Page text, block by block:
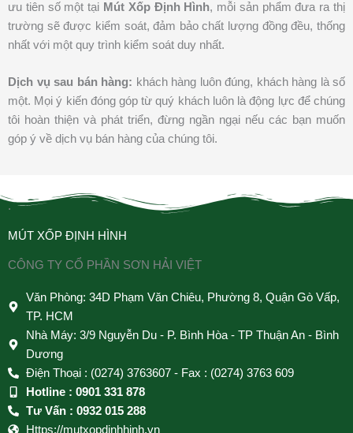
ưu tiên số một tại Mút Xốp Định Hình, mỗi sản phẩm đưa ra thị
trường sẽ được kiểm soát, đảm bảo chất lượng đồng đều, thống
nhất với một quy trình kiểm soát duy nhất.
Dịch vụ sau bán hàng: khách hàng luôn đúng, khách hàng là số
một. Mọi ý kiến đóng góp từ quý khách luôn là động lực để chúng
tôi hoàn thiện và phát triển, đừng ngần ngại nếu các bạn muốn
góp ý về dịch vụ bán hàng của chúng tôi.
.
MÚT XỐP ĐỊNH HÌNH
CÔNG TY CỔ PHẦN SƠN HẢI VIỆT
Văn Phòng: 34D Phạm Văn Chiêu, Phường 8, Quận Gò Vấp,
TP. HCM
Nhà Máy: 3/9 Nguyễn Du - P. Bình Hòa - TP Thuận An - Bình
Dương
Điện Thoại : (0274) 3763607 - Fax : (0274) 3763 609
Hotline : 0901 331 878
Tư Vấn : 0932 015 288
Https://mutxopdinhhinh.vn